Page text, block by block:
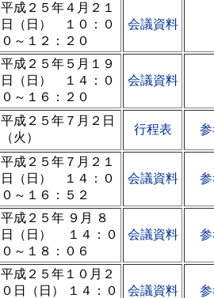
平成２５年４月２１
日（日） １０：０
０～１２：２０
会議資料
平成２５年５月１９
日（日） １４：０
０～１６：２０
会議資料
平成２５年７月２日
（火）
行程表
平成２５年７月２１
日（日） １４：０
０～１６：５２
会議資料
平成２５年 ９月 ８
日（日） １４：０
０～１８：０６
会議資料
平成２５年１０月２
０日（日） １４：０
会議資料